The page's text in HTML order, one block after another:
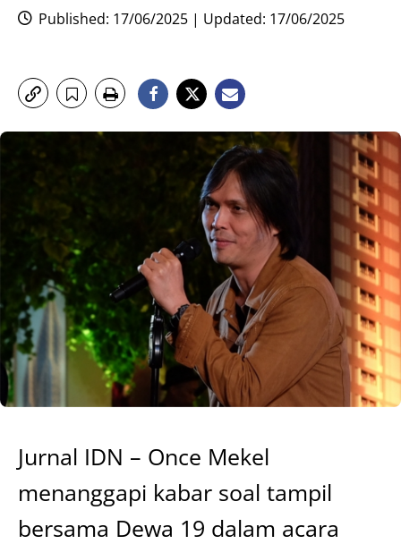
Published: 17/06/2025 | Updated: 17/06/2025
Jurnal IDN – Once Mekel
menanggapi kabar soal tampil
bersama Dewa 19 dalam acara